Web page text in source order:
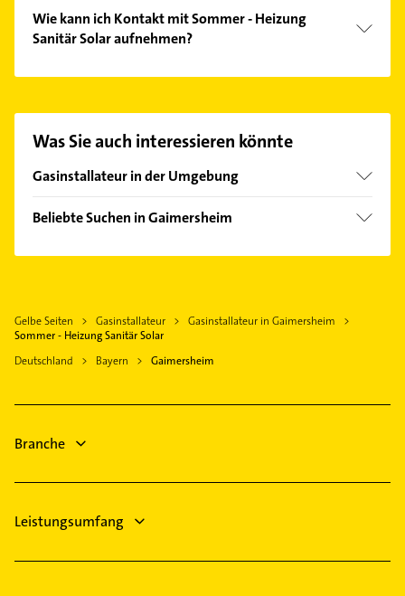
Wie kann ich Kontakt mit Sommer - Heizung
Sanitär Solar aufnehmen?
finden Sie alleKontaktdaten.
Was Sie auch interessieren könnte
Gasinstallateur in der Umgebung
Ingolstadt Donau
Neuburg an der Donau
Rennertshofen
Ehekirchen
Beliebte Suchen in Gaimersheim
Kanalreinigung
Arzt
Heizungsbauer
Heizungsfirmen
Gelbe Seiten Gasinstallateur
Gasinstallateur in Gaimersheim
Sommer - Heizung Sanitär Solar
Deutschland
Bayern Gaimersheim
Branche
Leistungsumfang